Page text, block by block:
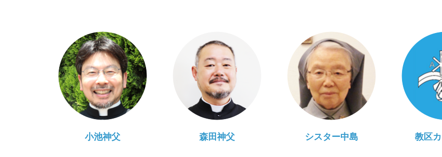
小池神父 森田神父 シスター中島 教区